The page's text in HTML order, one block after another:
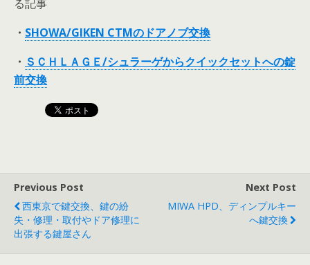
る記事
・ SHOWA/GIKEN CTMのドアノブ交換
・ ＳＣＨＬＡＧＥ/シュラーゲからクイックセットへの錠
前交換
Previous Post
西東京で鍵交換、鍵の紛
失・修理・取付やドア修理に
出張する鍵屋さん
Next Post
MIWA HPD、ディンプルキー
へ鍵交換